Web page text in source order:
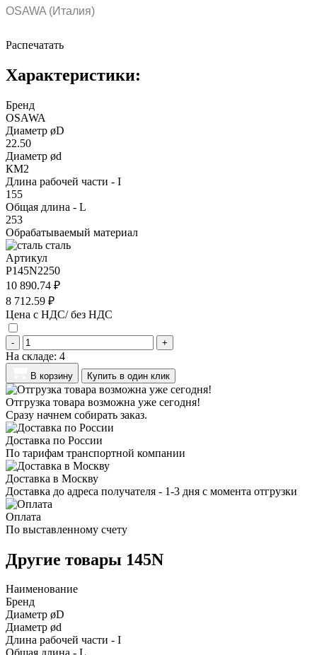
OSAWA (Италия)
Распечатать
Характеристики:
Бренд
OSAWA
Диаметр øD
22.50
Диаметр ød
КМ2
Длина рабочей части - I
155
Общая длина - L
253
Обрабатываемый материал
сталь
Артикул
P145N2250
10 890.74 ₽
8 712.59 ₽
Цена с НДС/ без НДС
- +
На складе: 4
В корзину Купить в один клик
Отгрузка товара возможна уже сегодня!
Сразу начнем собирать заказ.
Доставка по России
По тарифам транспортной компании
Доставка в Москву
Доставка до адреса получателя - 1-3 дня с момента отгрузки
Оплата
По выставленному счету
Другие товары 145N
Наименование
Бренд
Диаметр øD
Диаметр ød
Длина рабочей части - I